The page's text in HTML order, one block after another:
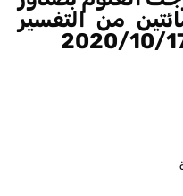
من التفسير